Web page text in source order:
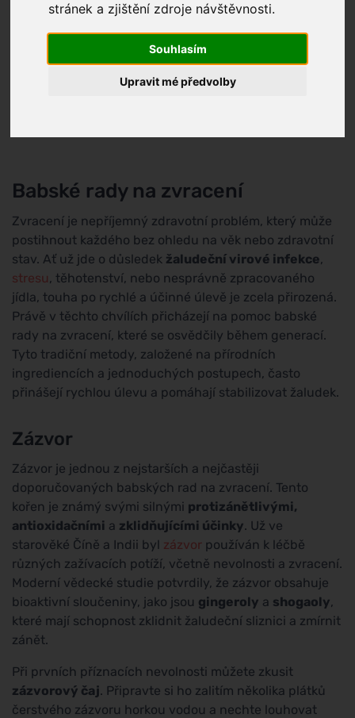
stránek a zjištění zdroje návštěvnosti.
Souhlasím
Upravit mé předvolby
Babské rady na zvracení
Zvracení je nepříjemný zdravotní problém, který může
postihnout každého bez ohledu na věk nebo zdravotní
stav. Ať už jde o důsledek žaludeční virové infekce,
stresu, těhotenství, nebo nesprávně zpracovaného
jídla, touha po rychlé a účinné úlevě je zcela přirozená.
Právě v těchto chvílích přicházejí na pomoc babské
rady na zvracení, které se osvědčily během generací.
Tyto tradiční metody, založené na přírodních
ingrediencích a jednoduchých postupech, často
přinášejí rychlou úlevu a pomáhají stabilizovat žaludek.
Zázvor
Zázvor je jednou z nejstarších a nejčastěji
doporučovaných babských rad na zvracení. Tento
kořen je známý svými silnými protizánětlivými,
antioxidačními a zklidňujícími účinky. Už ve
starověké Číně a Indii byl zázvor používán k léčbě
různých zažívacích potíží, včetně nevolnosti a zvracení.
Moderní vědecké studie potvrdily, že zázvor obsahuje
bioaktivní sloučeniny, jako jsou gingeroly a shogaoly,
které mají schopnost zklidnit žaludeční sliznici a zmírnit
zánět.
Při prvních příznacích nevolnosti můžete zkusit
zázvorový čaj. Připravte si ho zalitím několika plátků
čerstvého zázvoru horkou vodou a nechte louhovat